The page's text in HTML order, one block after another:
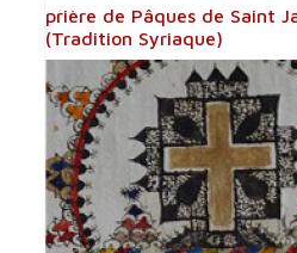
prière de Pâques de Saint
(Tradition Syriaque)